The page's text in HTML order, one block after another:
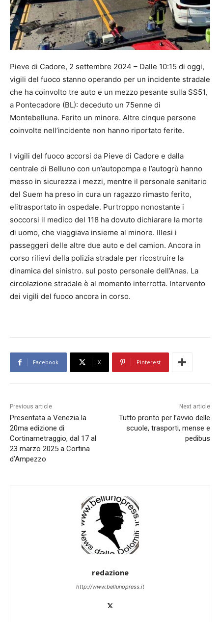
Pieve di Cadore, 2 settembre 2024 – Dalle 10:15 di oggi,
vigili del fuoco stanno operando per un incidente stradale
che ha coinvolto tre auto e un mezzo pesante sulla SS51,
a Pontecadore (BL): deceduto un 75enne di
Montebelluna. Ferito un minore. Altre cinque persone
coinvolte nell’incidente non hanno riportato ferite.
I vigili del fuoco accorsi da Pieve di Cadore e dalla
centrale di Belluno con un’autopompa e l’autogrù hanno
messo in sicurezza i mezzi, mentre il personale sanitario
del Suem ha preso in cura un ragazzo rimasto ferito,
elitrasportato in ospedale. Purtroppo nonostante i
soccorsi il medico del 118 ha dovuto dichiarare la morte
di uomo, che viaggiava insieme al minore. Illesi i
passeggeri delle altre due auto e del camion. Ancora in
corso rilievi della polizia stradale per ricostruire la
dinamica del sinistro. sul posto personale dell’Anas. La
circolazione stradale è al momento interrotta. Intervento
dei vigili del fuoco ancora in corso.
Facebook X Pinterest
Previous article
Presentata a Venezia la
20ma edizione di
Cortinametraggio, dal 17 al
23 marzo 2025 a Cortina
d’Ampezzo
Next article
Tutto pronto per l’avvio delle
scuole, trasporti, mense e
pedibus
redazione
http://www.bellunopress.it